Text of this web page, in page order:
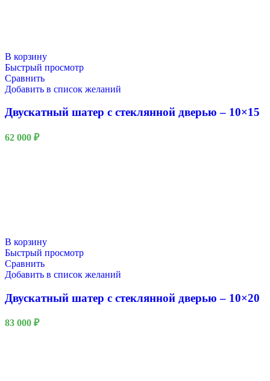
В корзину
Быстрый просмотр
Сравнить
Добавить в список желаний
Двускатный шатер с стеклянной дверью – 10×15
62 000 ₽
В корзину
Быстрый просмотр
Сравнить
Добавить в список желаний
Двускатный шатер с стеклянной дверью – 10×20
83 000 ₽